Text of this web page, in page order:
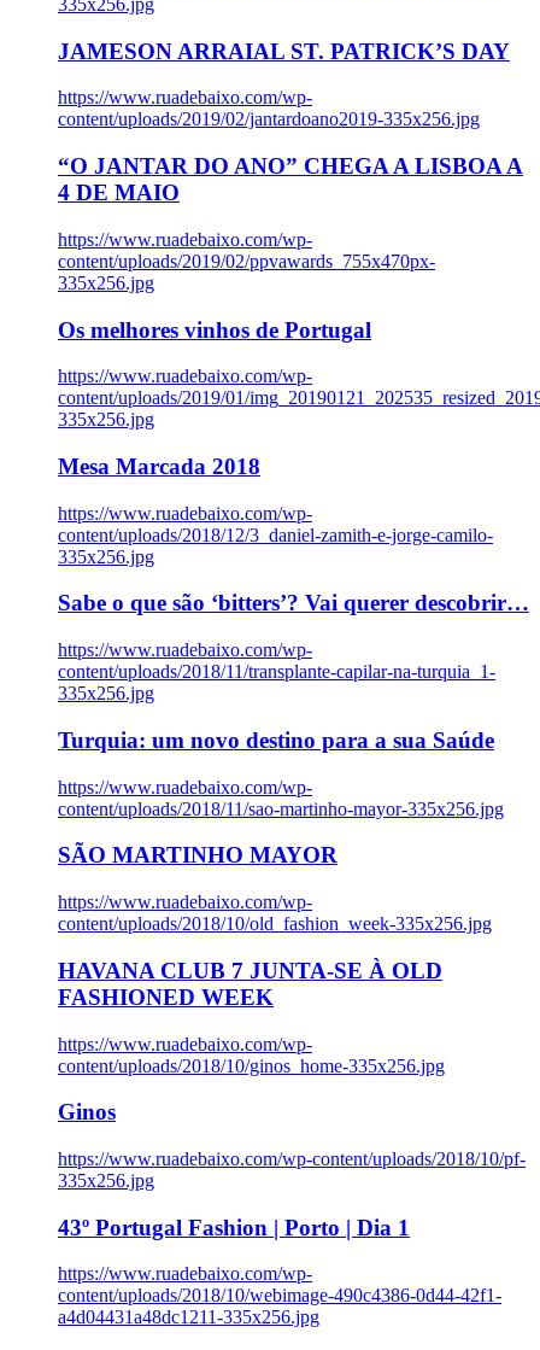
335x256.jpg
JAMESON ARRAIAL ST. PATRICK’S DAY
https://www.ruadebaixo.com/wp-
content/uploads/2019/02/jantardoano2019-335x256.jpg
“O JANTAR DO ANO” CHEGA A LISBOA A
4 DE MAIO
https://www.ruadebaixo.com/wp-
content/uploads/2019/02/ppvawards_755x470px-
335x256.jpg
Os melhores vinhos de Portugal
https://www.ruadebaixo.com/wp-
content/uploads/2019/01/
335x256.jpg
Mesa Marcada 2018
https://www.ruadebaixo.com/wp-
content/uploads/2018/12/3_daniel-zamith-e-jorge-camilo-
335x256.jpg
Sabe o que são ‘bitters’? Vai querer descobrir…
https://www.ruadebaixo.com/wp-
content/uploads/2018/11/transplante-capilar-na-turquia_1-
335x256.jpg
Turquia: um novo destino para a sua Saúde
https://www.ruadebaixo.com/wp-
content/uploads/2018/11/sao-martinho-mayor-335x256.jpg
SÃO MARTINHO MAYOR
https://www.ruadebaixo.com/wp-
content/uploads/2018/10/old_fashion_week-335x256.jpg
HAVANA CLUB 7 JUNTA-SE À OLD
FASHIONED WEEK
https://www.ruadebaixo.com/wp-
content/uploads/2018/10/ginos_home-335x256.jpg
Ginos
https://www.ruadebaixo.com/wp-content/uploads/2018/10/pf-
335x256.jpg
43º Portugal Fashion | Porto | Dia 1
https://www.ruadebaixo.com/wp-
content/uploads/2018/10/webimage-490c4386-0d44-42f1-
a4d04431a48dc1211-335x256.jpg